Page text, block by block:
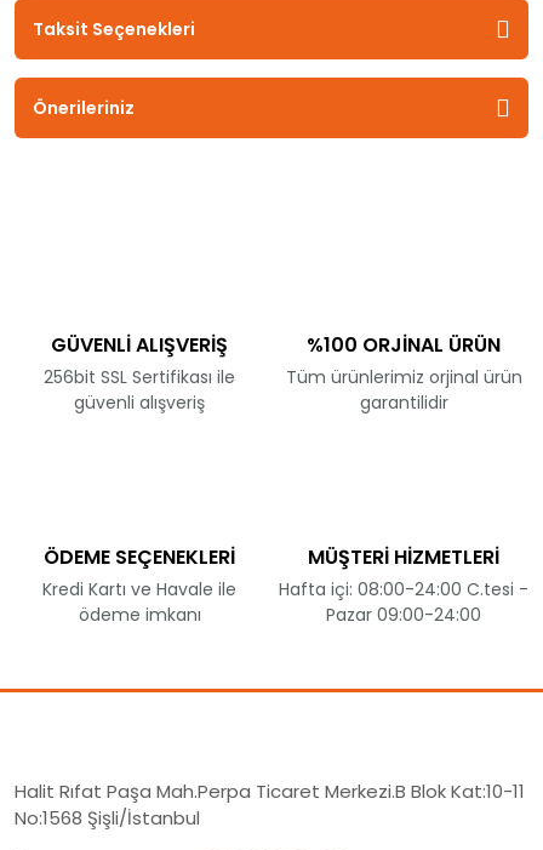
Taksit Seçenekleri
Önerileriniz
GÜVENLİ ALIŞVERİŞ
256bit SSL Sertifikası ile
güvenli alışveriş
%100 ORJİNAL ÜRÜN
Tüm ürünlerimiz orjinal ürün
garantilidir
ÖDEME SEÇENEKLERİ
Kredi Kartı ve Havale ile
ödeme imkanı
MÜŞTERİ HİZMETLERİ
Hafta içi: 08:00-24:00 C.tesi -
Pazar 09:00-24:00
Halit Rıfat Paşa Mah.Perpa Ticaret Merkezi.B Blok Kat:10-11
No:1568 Şişli/İstanbul